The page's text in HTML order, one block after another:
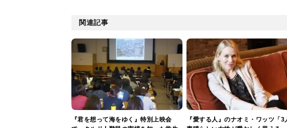
関連記事
『君を想って海をゆく』特別上映会
『愛する人』のナオミ・ワッツ「3